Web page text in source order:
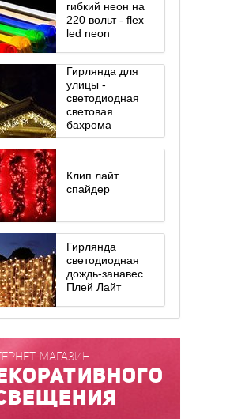
гибкий неон на
220 вольт - flex
led neon
Гирлянда для
улицы -
светодиодная
световая
бахрома
Клип лайт
спайдер
Гирлянда
светодиодная
дождь-занавес
Плей Лайт
МАГАЗИН